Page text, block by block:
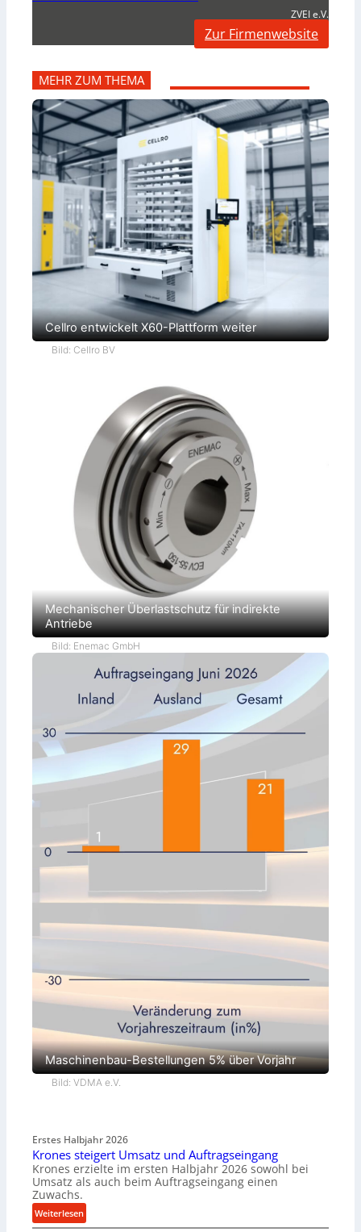
ZVEI e.V.
Zur Firmenwebsite
MEHR ZUM THEMA
Cellro entwickelt X60-Plattform weiter
Bild: Cellro BV
Mechanischer Überlastschutz für indirekte
Antriebe
Bild: Enemac GmbH
Maschinenbau-Bestellungen 5% über Vorjahr
Bild: VDMA e.V.
Erstes Halbjahr 2026
Krones steigert Umsatz und Auftragseingang
Krones erzielte im ersten Halbjahr 2026 sowohl bei
Umsatz als auch beim Auftragseingang einen
Zuwachs.
Weiterlesen:
K